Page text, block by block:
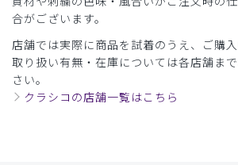
合がございます。
店舗では実際に商品を試着のうえ、ご購入
取り扱い有無・在庫については各店舗ま
さい。
クラシコの店舗一覧はこちら